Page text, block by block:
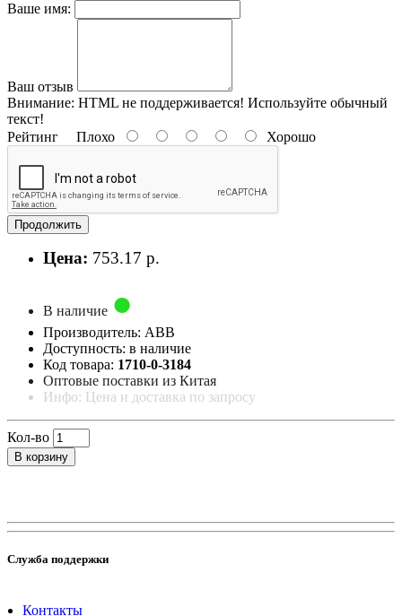
Ваше имя:
Ваш отзыв
Внимание: HTML не поддерживается! Используйте обычный
текст!
Рейтинг Плохо Хорошо
Продолжить
Цена: 753.17 р.
В наличие
Производитель: ABB
Доступность: в наличие
Код товара: 1710-0-3184
Оптовые поставки из Китая
Инфо: Цена и доставка по запросу
Кол-во
В корзину
Служба поддержки
Контакты